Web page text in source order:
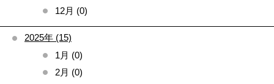
12月 (0)
2025年 (15)
1月 (0)
2月 (0)